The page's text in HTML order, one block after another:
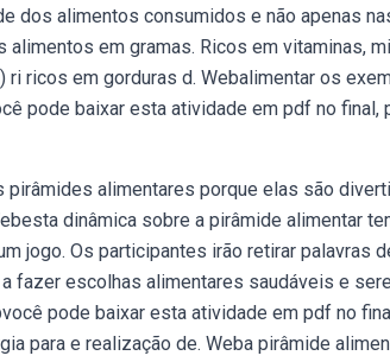
dos alimentos consumidos e não apenas
em gramas. Ricos em vitaminas,
ricos em gorduras d. Webalimentar os
pode baixar esta atividade em pdf no final,
pirâmides alimentares porque elas são
dinâmica sobre a pirâmide alimentar
jogo. Os participantes irão retirar palavras
fazer escolhas alimentares saudáveis e
pode baixar esta atividade em pdf no
para e realização de. Weba pirâmide